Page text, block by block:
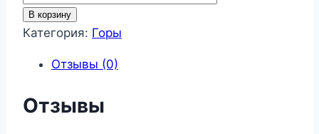
товара
Горы
В корзину
Категория: Горы
Отзывы (0)
Отзывы